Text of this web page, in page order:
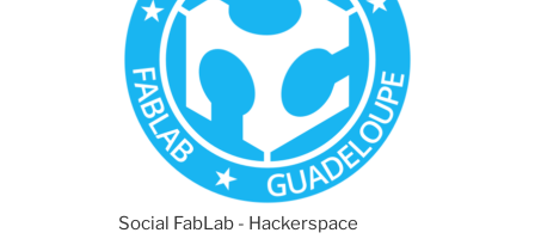
Social FabLab - Hackerspace